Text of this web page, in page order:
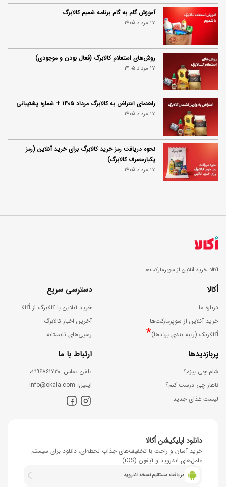
آموزش گام به گام برنامه شمیم کالابرگ
17 مرداد 1405
روش‌های استعلام کالابرگ (فعال بودن و موجودی)
17 مرداد 1405
راهنمای اعتراض به کالابرگ مرداد ۱۴۰۵ + شماره پشتیبانی
17 مرداد 1405
نحوه دریافت رمز خرید کالابرگ برای خرید آنلاین (رمز
یکبارمصرف کالابرگ)
17 مرداد 1405
اکالا؛ خرید آنلاین از سوپرمارکت‌ها
اُکالا
درباره ما
خرید آنلاین از سوپرمارکت‌ها
اُکالارنک (رتبه بندی برندها)*
دسترسی سریع
خرید آنلاین با کالابرگ از اُکالا
آخرین اخبار کالابرگ
رسپی‌های تابستانه
پربازدیدها
شام چی بپزم؟
ناهار چی درست کنم؟
لیست غذای جدید
ارتباط با ما
ﺗﻠﻔﻦ ﺗﻤﺎس: ۰۲۱۹۶۸۶۱۷۲۰
اﯾﻤﯿﻞ: info@okala.com
دانلود اپلیکیشن اُکالا
خرید آسان و راحت با تخفیف‌های جذابِ لحظه‌ای، دانلود برای سیستم
عامل‌های اندروید و آیفون (iOS)
دریافت مستقیم نسخه اندروید